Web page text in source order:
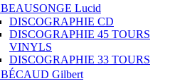
BEAUSONGE Lucid
DISCOGRAPHIE CD
DISCOGRAPHIE 45 TOURS
VINYLS
DISCOGRAPHIE 33 TOURS
BÉCAUD Gilbert